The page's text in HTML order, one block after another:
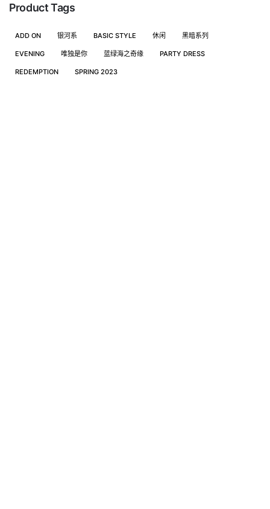
Product Tags
ADD ON 银河系 BASIC STYLE 休闲 黑暗系列
EVENING 唯独是你 蓝绿海之奇缘 PARTY DRESS
REDEMPTION SPRING 2023